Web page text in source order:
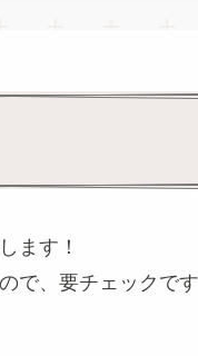
ます！
で、要チェックで